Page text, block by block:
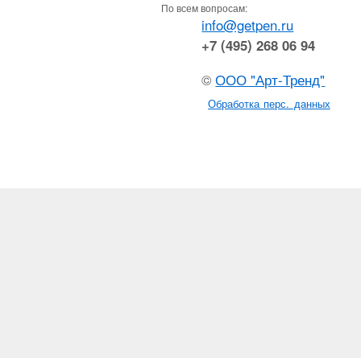
По всем вопросам:
info@getpen.ru
+7 (495) 268 06 94
©ООО "Арт-Тренд"
Обработка перс. данных